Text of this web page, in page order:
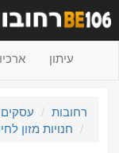
עיתון
רחובות
חנויות מזון